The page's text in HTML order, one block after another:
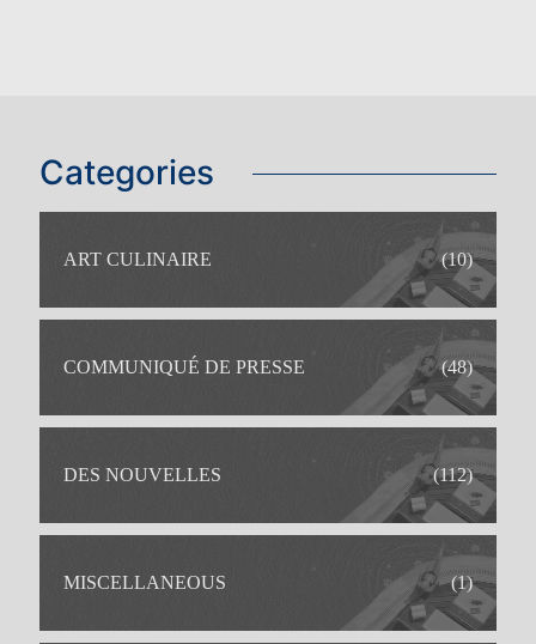
Categories
ART CULINAIRE (10)
COMMUNIQUÉ DE PRESSE (48)
DES NOUVELLES (112)
MISCELLANEOUS (1)